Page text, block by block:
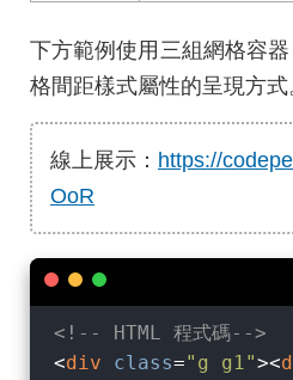
下方範例使用三組網格容
格間距樣式屬性的呈現方式
線上展示： https://
OoR
<!-- HTML 程式碼-->
<div class="g g1"><